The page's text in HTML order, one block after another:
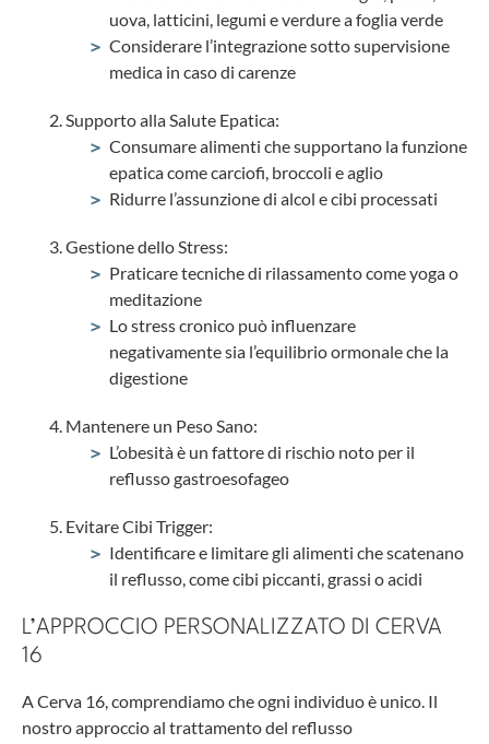
uova, latticini, legumi e verdure a foglia verde
Considerare l’integrazione sotto supervisione
medica in caso di carenze
Supporto alla Salute Epatica:
Consumare alimenti che supportano la funzione
epatica come carciofi, broccoli e aglio
Ridurre l’assunzione di alcol e cibi processati
Gestione dello Stress:
Praticare tecniche di rilassamento come yoga o
meditazione
Lo stress cronico può influenzare
negativamente sia l’equilibrio ormonale che la
digestione
Mantenere un Peso Sano:
L’obesità è un fattore di rischio noto per il
reflusso gastroesofageo
Evitare Cibi Trigger:
Identificare e limitare gli alimenti che scatenano
il reflusso, come cibi piccanti, grassi o acidi
L’APPROCCIO PERSONALIZZATO DI CERVA
16
A Cerva 16, comprendiamo che ogni individuo è unico. Il
nostro approccio al trattamento del reflusso